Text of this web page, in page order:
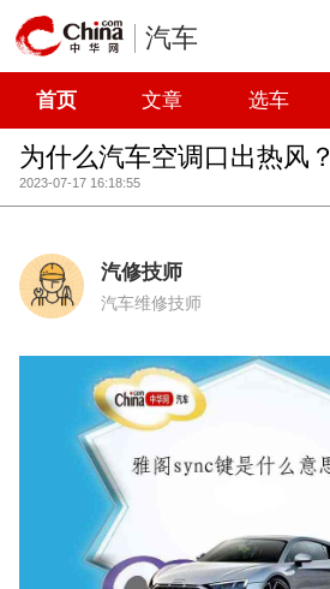
汽车
首页 文章 选车
为什么汽车空调口出热风？
2023-07-17 16:18:55
汽修技师
汽车维修技师